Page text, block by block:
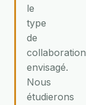
le
type
de
collaboration
envisagé.
Nous
étudierons